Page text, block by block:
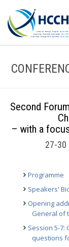
Second
– with a
27-30
Programme
Speakers'
Opening
General of
Session 5-7:
questions